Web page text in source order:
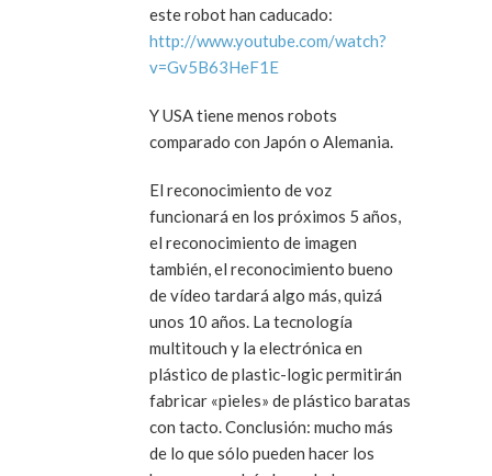
este robot han caducado:
http://www.youtube.com/watch?
v=Gv5B63HeF1E
Y USA tiene menos robots
comparado con Japón o Alemania.
El reconocimiento de voz
funcionará en los próximos 5 años,
el reconocimiento de imagen
también, el reconocimiento bueno
de vídeo tardará algo más, quizá
unos 10 años. La tecnología
multitouch y la electrónica en
plástico de plastic-logic permitirán
fabricar «pieles» de plástico baratas
con tacto. Conclusión: mucho más
de lo que sólo pueden hacer los